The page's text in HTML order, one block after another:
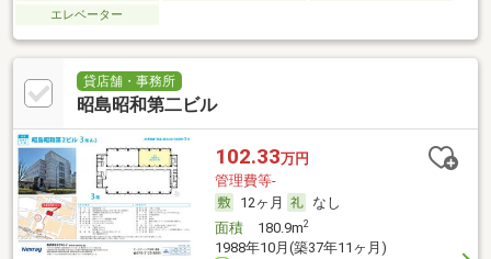
エレベーター
貸店舗・事務所
昭島昭和第二ビル
102.33万円
管理費等-
12ヶ月
なし
面積180.9m2
1988年10月(築37年11ヶ月)